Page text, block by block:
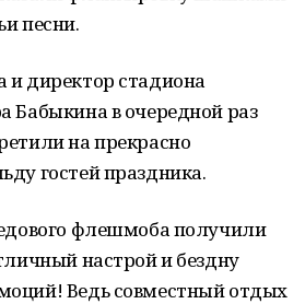
песни.
директор стадиона
Бабыкина в очередной раз
на прекрасно
гостей праздника.
флешмоба получили
настрой и бездну
Ведь совместный отдых